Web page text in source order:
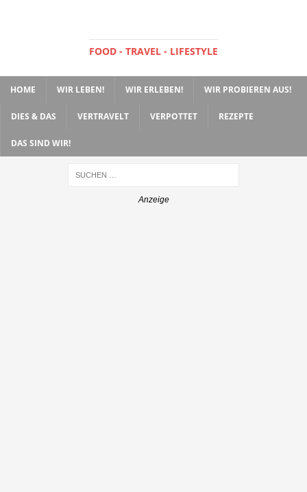
FOOD - TRAVEL - LIFESTYLE
HOME WIR LEBEN! WIR ERLEBEN! WIR PROBIEREN AUS!
DIES & DAS VERTRAVELT VERPOTTET REZEPTE
DAS SIND WIR!